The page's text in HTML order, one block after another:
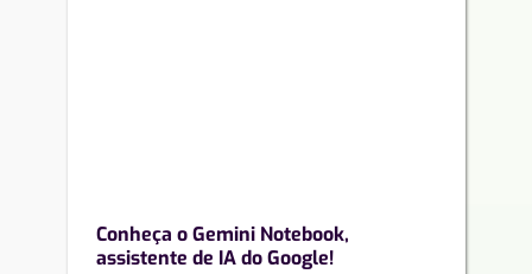
Conheça o Gemini Notebook,
assistente de IA do Google!